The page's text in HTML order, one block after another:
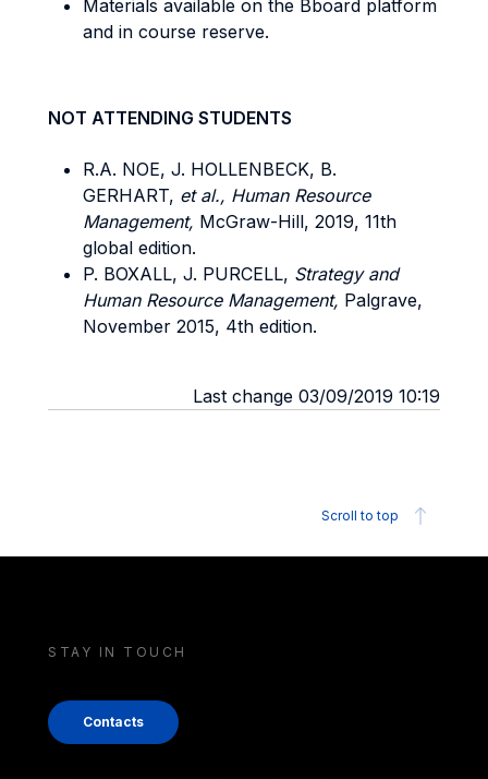
Materials available on the Bboard platform
and in course reserve.
NOT ATTENDING STUDENTS
R.A. NOE, J. HOLLENBECK, B.
GERHART, et al., Human Resource
Management, McGraw-Hill, 2019, 11th
global edition.
P. BOXALL, J. PURCELL, Strategy and
Human Resource Management, Palgrave,
November 2015, 4th edition.
Last change 03/09/2019 10:19
Scroll to top
STAY IN TOUCH
Contacts